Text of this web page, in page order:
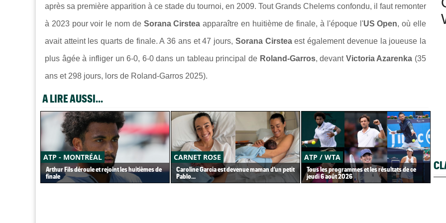
après sa première apparition à ce stade du tournoi, en 2009. Tout Grands Chelems confondu, il faut remonter
à 2023 pour voir le nom de Sorana Cirsteaapparaître en huitième de finale, à l'époque l'US Open, où elle
avait atteint les quarts de finale. A 36 ans et 47 jours, Sorana Cirsteaest également devenue la joueuse la
plus âgée à infliger un 6-0, 6-0 dans un tableau principal de Roland-Garros, devant Victoria Azarenka (35
ans et 298 jours, lors de Roland-Garros 2025).
A LIRE AUSSI...
ATP - MONTRÉAL
Arthur Fils déroule et rejoint les huitièmes de
finale
CARNET ROSE
Caroline Garcia est devenue maman d’un petit
Pablo...
ATP / WTA
Tous les programmes et les résultats de ce
jeudi 6 août 2026